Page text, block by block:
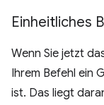
Einheitliches
Wenn Sie jetzt
Ihrem Befehl ein
ist. Das liegt